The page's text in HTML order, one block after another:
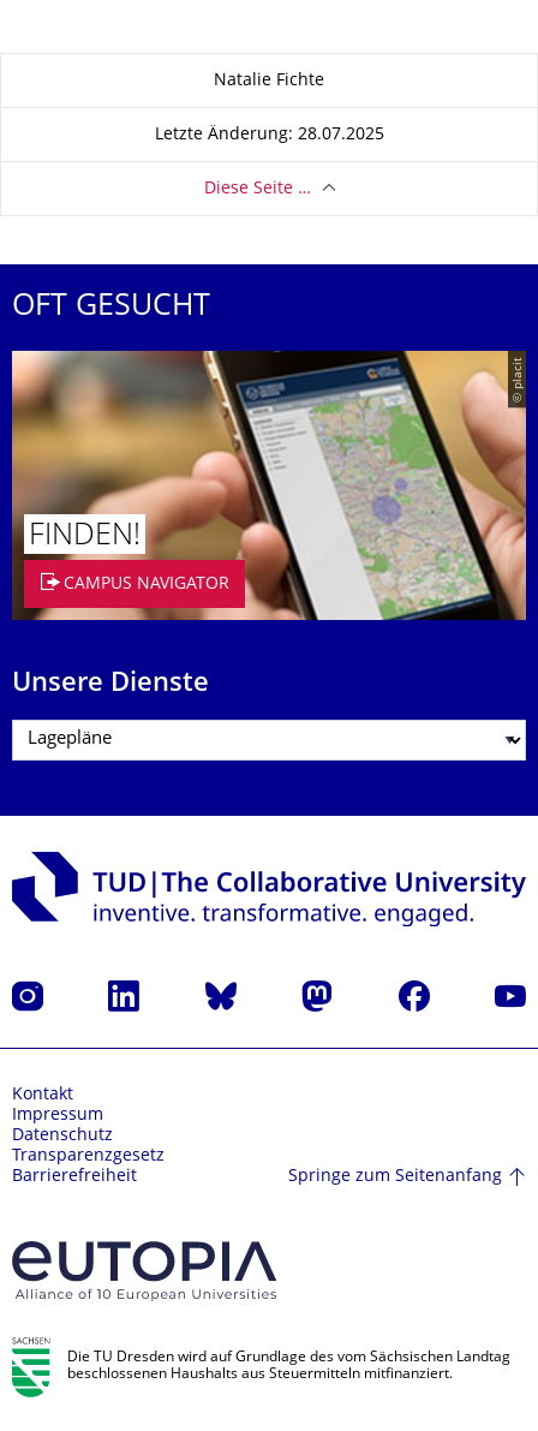
Natalie Fichte
Letzte Änderung: 28.07.2025
Diese Seite …
OFT GESUCHT
© placit
FINDEN!
CAMPUS NAVIGATOR
Unsere Dienste
Instagram LinkedIn Bluesky Mastodon Facebook
Kontakt
Impressum
Datenschutz
Transparenzgesetz
Barrierefreiheit
Springe zum Seitenanfang
Die TU Dresden wird auf Grundlage des vom Sächsischen Landtag
beschlossenen Haushalts aus Steuermitteln mitfinanziert.